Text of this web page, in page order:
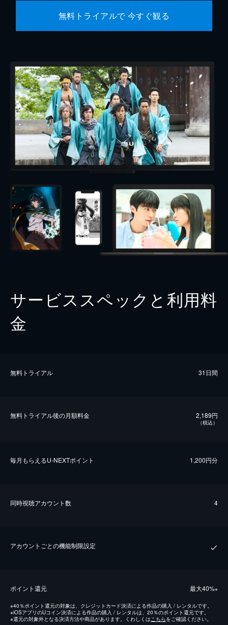
無料トライアルで 今すぐ観る
サービススペックと利用料
金
無料トライアル 31日間
無料トライアル後の⽉額料金 2,189円
（税込）
毎⽉もらえるU-NEXTポイント 1,200円分
同時視聴アカウント数 4
アカウントごとの機能制限設定
ポイント還元 最⼤40%※
※40％ポイント還元の対象は、クレジットカード決済による作品の購入 / レンタルです。
※iOSアプリのUコイン決済による作品の購入 / レンタルは、20％のポイント還元です。
※還元の対象外となる決済方法や商品があります。くわしくはこちらをご確認ください。